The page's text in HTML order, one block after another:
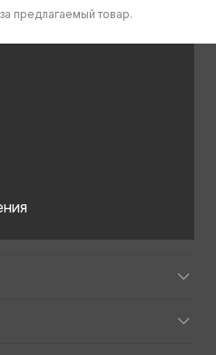
предлагаемый товар.